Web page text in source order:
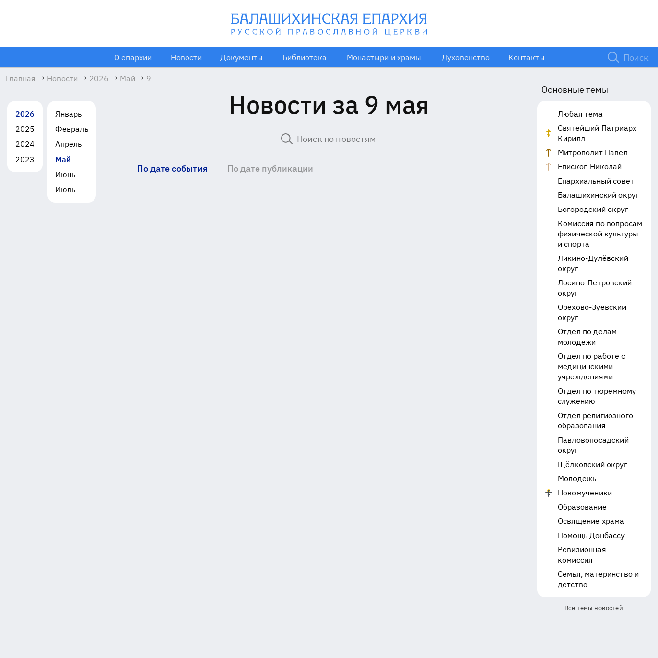
О епархии Новости Документы Библиотека Монастыри и храмы Духовенство Контакты
Главная → Новости → 2026 → Май → 9
2026
2025
2024
2023
Январь
Февраль
Апрель
Май
Июнь
Июль
Новости за 9 мая
По дате события По дате публикации
Основные темы
Любая тема
Святейший Патриарх
Кирилл
Митрополит Павел
Епископ Николай
Епархиальный совет
Балашихинский округ
Богородский округ
Комиссия по вопросам
физической культуры
и спорта
Ликино-Дулёвский
округ
Лосино-Петровский
округ
Орехово-Зуевский
округ
Отдел по делам
молодежи
Отдел по работе с
медицинскими
учреждениями
Отдел по тюремному
служению
Отдел религиозного
образования
Павловопосадский
округ
Щёлковский округ
Молодежь
Новомученики
Образование
Освящение храма
Помощь Донбассу
Ревизионная
комиссия
Семья, материнство и
детство
Все темы новостей